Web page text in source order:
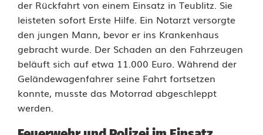
t
K
r
a
d
der Rückfahrt von einem Einsatz in Teublitz. Sie
leisteten sofort Erste Hilfe. Ein Notarzt versorgte
den jungen Mann, bevor er ins Krankenhaus
gebracht wurde. Der Schaden an den Fahrzeugen
beläuft sich auf etwa 11.000 Euro. Während der
Geländewagenfahrer seine Fahrt fortsetzen
konnte, musste das Motorrad abgeschleppt
werden.